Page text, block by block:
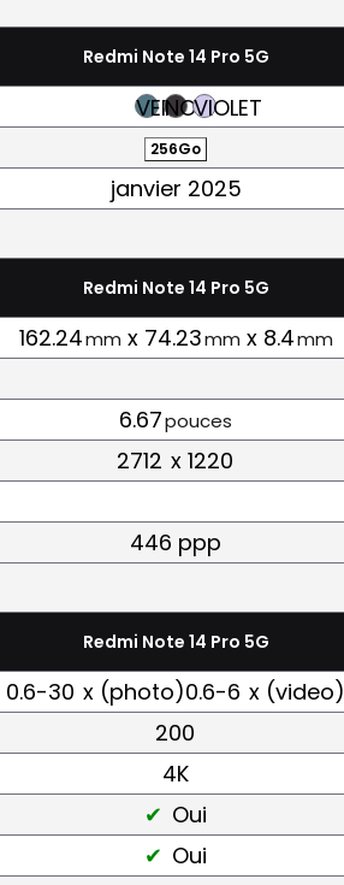
Redmi Note 14 Pro 5G
VERTNOIRVIOLET
256Go
janvier 2025
Redmi Note 14 Pro 5G
162.24mm x 74.23mm x 8.4mm
6.67pouces
2712 x 1220
446 ppp
Redmi Note 14 Pro 5G
0.6-30 x (photo)0.6-6 x (video)
200
4K
Oui
Oui